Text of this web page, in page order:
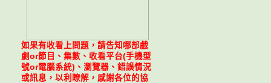
如果有收看上問題，請告知哪部戲
劇or節目、集數、收看平台(手機型
號or電腦系統)、瀏覽器、錯誤情況
或訊息，以利瞭解，感謝各位的協